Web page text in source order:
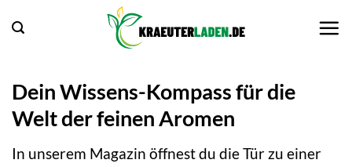
Inhalt
Dein Wissens-Kompass für die
Welt der feinen Aromen
In unserem Magazin öffnest du die Tür zu einer